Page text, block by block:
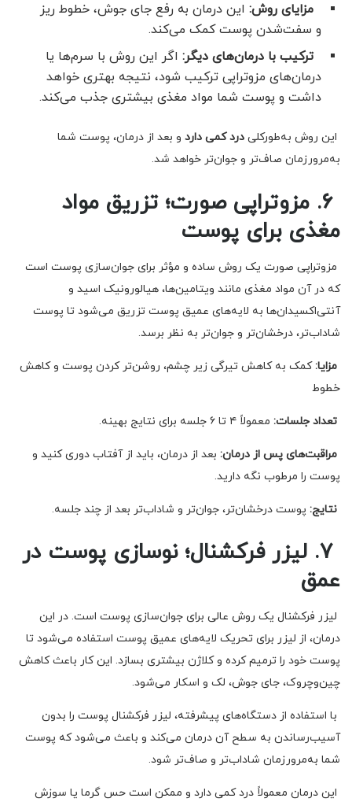
مزایای روش: این درمان به رفع جای جوش، خطوط ریز
و سفت‌شدن پوست کمک می‌کند.
ترکیب با درمان‌های دیگر: اگر این روش با سرم‌ها یا
درمان‌های مزوتراپی ترکیب شود، نتیجه بهتری خواهد
داشت و پوست شما مواد مغذی بیشتری جذب می‌کند.
این روش به‌طورکلی درد کمی دارد و بعد از درمان، پوست شما
به‌مرورزمان صاف‌تر و جوان‌تر خواهد شد.
۶. مزوتراپی صورت؛ تزریق مواد
مغذی برای پوست
مزوتراپی صورت یک روش ساده و مؤثر برای جوان‌سازی پوست است
که در آن مواد مغذی مانند ویتامین‌ها، هیالورونیک اسید و
آنتی‌اکسیدان‌ها به لایه‌های عمیق پوست تزریق می‌شود تا پوست
شاداب‌تر، درخشان‌تر و جوان‌تر به نظر برسد.
مزایا: کمک به کاهش تیرگی زیر چشم، روشن‌تر کردن پوست و کاهش
خطوط
تعداد جلسات: معمولاً ۴ تا ۶ جلسه برای نتایج بهینه.
مراقبت‌های پس از درمان: بعد از درمان، باید از آفتاب دوری کنید و
پوست را مرطوب نگه دارید.
نتایج: پوست درخشان‌تر، جوان‌تر و شاداب‌تر بعد از چند جلسه.
۷. لیزر فرکشنال؛ نوسازی پوست در
عمق
لیزر فرکشنال یک روش عالی برای جوان‌سازی پوست است. در این
درمان، از لیزر برای تحریک لایه‌های عمیق پوست استفاده می‌شود تا
پوست خود را ترمیم کرده و کلاژن بیشتری بسازد. این کار باعث کاهش
چین‌وچروک، جای جوش، لک و اسکار می‌شود.
با استفاده از دستگاه‌های پیشرفته، لیزر فرکشنال پوست را بدون
آسیب‌رساندن به سطح آن درمان می‌کند و باعث می‌شود که پوست
شما به‌مرورزمان شاداب‌تر و صاف‌تر شود.
این درمان معمولاً درد کمی دارد و ممکن است حس گرما یا سوزش